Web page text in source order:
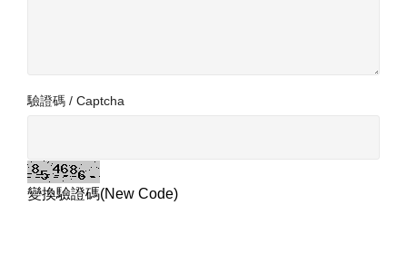
驗證碼 / Captcha
變換驗證碼(New Code)